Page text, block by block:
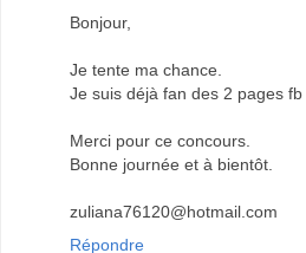
Bonjour,
Je tente ma chance.
Je suis déjà fan des 2 pages
Merci pour ce concours.
Bonne journée et à bientôt.
zuliana76120@hotmail.com
Répondre